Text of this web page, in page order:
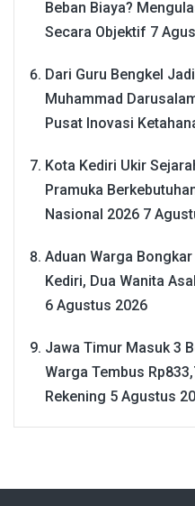
Beban Biaya?
Secara Objektif 7
Dari Guru Bengkel
Muhammad
Pusat Inovasi
Kota Kediri Ukir
Pramuka
Nasional 2026 7
Aduan Warga
Kediri, Dua Wanita
6 Agustus 2026
Jawa Timur Masuk 3
Warga Tembus
Rekening 5 Agustus